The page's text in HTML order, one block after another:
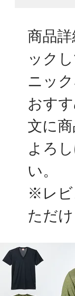
商品
ック
ニッ
おす
文に
よろ
い。
※レビ
ただけ